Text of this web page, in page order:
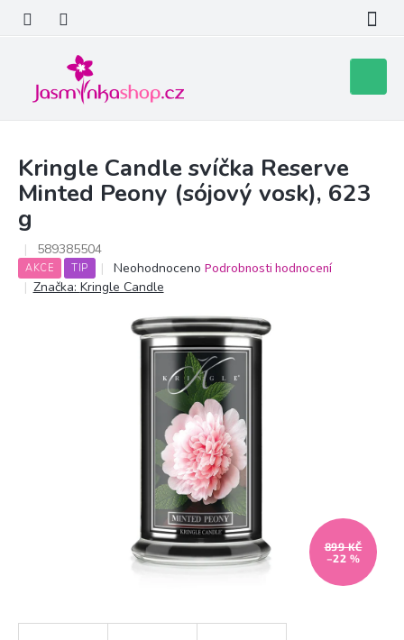
obsah
košík
Kringle Candle svíčka Reserve
Minted Peony (sójový vosk), 623
g
589385504
AKCE TIP
Průměrné
hodnocení
hvězdiček.
Neohodnoceno Podrobnosti hodnocení
Značka: Kringle Candle
899 KČ
–22 %